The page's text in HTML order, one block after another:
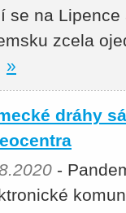
se na
zcela
»
dráhy
-